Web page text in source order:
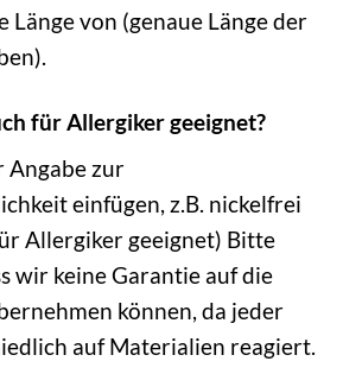
Länge von (genaue Länge der
für Allergiker geeignet?
Angabe zur
einfügen, z.B. nickelfrei
Allergiker geeignet) Bitte
wir keine Garantie auf die
können, da jeder
auf Materialien reagiert.